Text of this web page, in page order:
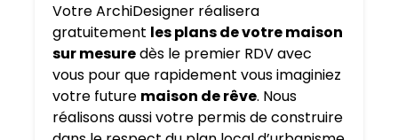
Votre ArchiDesigner réalisera
gratuitement les plans de votre maison
sur mesuredès le premier RDV avec
vous pour que rapidement vous imaginiez
votre future maison de rêve. Nous
réalisons aussi votre permis de construire